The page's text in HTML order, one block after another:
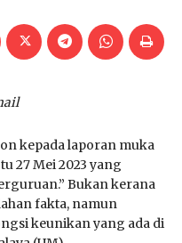
kepada laporan muka
27 Mei 2023 yang
Bukan kerana
fakta, namun
keunikan yang ada di